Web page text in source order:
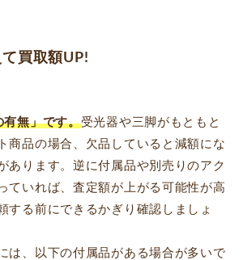
買取額UP!
有無」です。受光器や三脚がもともと
商品の場合、欠品していると減額にな
あります。逆に付属品や別売りのアク
ていれば、査定額が上がる可能性が高
する前にできるかぎり確認しましょ
は、以下の付属品がある場合が多いで